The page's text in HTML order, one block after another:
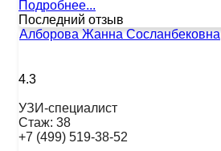
Подробнее...
Последний отзыв
Алборова Жанна Сосланбековна
4.3
УЗИ-специалист
Стаж: 38
+7 (499) 519-38-52